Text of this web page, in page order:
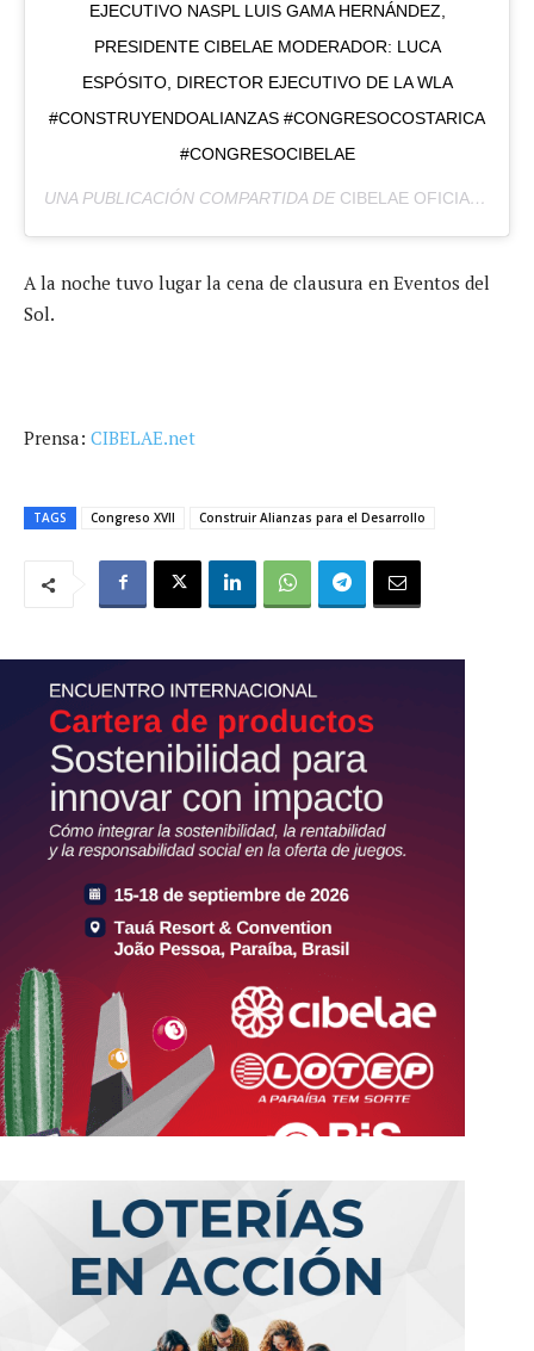
EJECUTIVO NASPL LUIS GAMA HERNÁNDEZ,
PRESIDENTE CIBELAE MODERADOR: LUCA
ESPÓSITO, DIRECTOR EJECUTIVO DE LA WLA
#CONSTRUYENDOALIANZAS #CONGRESOCOSTARICA
#CONGRESOCIBELAE
UNA PUBLICACIÓN COMPARTIDA DE CIBELAE OFICIAL
A la noche tuvo lugar la cena de clausura en Eventos del
Sol.
Prensa: CIBELAE.net
TAGS Congreso XVII Construir Alianzas para el Desarrollo